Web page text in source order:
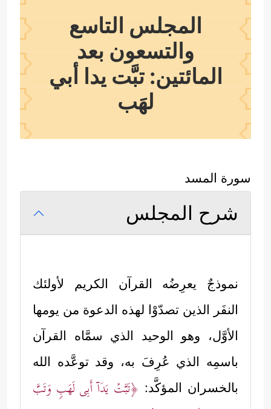
المجلس التاسع
والتسعون بعد
المائتين: تبَّت يدا أبي
لهَب
سورة المسد
شرح المجلس
نموذجٌ يعرِضُه القرآن الكريم لأولئك
النفَر الذين تصدّوْا لهذه الدعوة من يومها
الأوَّل، وهو الوحيد الذي سمَّاه القرآن
باسمِه الذي عُرِفَ به، وقد توعَّده الله
بالخسران المؤكَّد: ﴿تَبَّتۡ یَدَاۤ أَبِی لَهَبࣲ وَتَبَّ